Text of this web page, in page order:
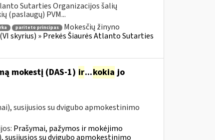
Sutarties Organizacijos šalių
(paslaugų) PVM...
pariteto principas
Mokesčių žinyno
skyrius) » Prekės Šiaurės Atlanto Sutarties
mokestį (DAS-1) ir...kokia jo
susijusios su dvigubo apmokestinimo
Prašymai, pažymos ir mokėjimo
susijusios su dvigubo apmokestinimo